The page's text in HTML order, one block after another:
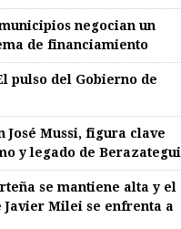
negocian un
de financiamiento
pulso del Gobierno de
José Mussi, figura clave
y legado de Berazategui
se mantiene alta y el
Javier Milei se enfrenta a